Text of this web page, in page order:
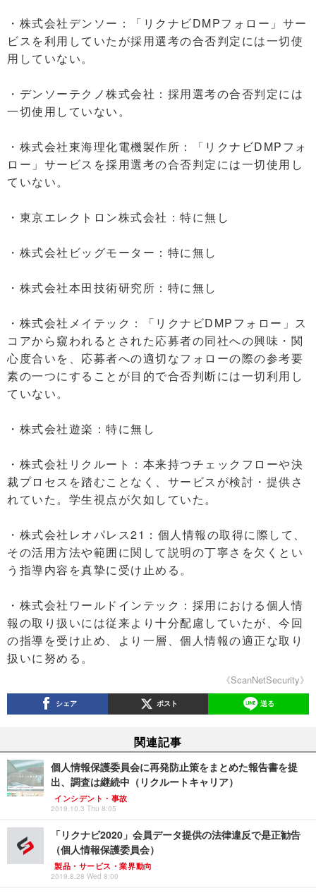
・株式会社デンソー：「リクナビDMPフォロー」サー
ビスを利用していたが採用選考の合否判定には一切使
用していない。
・デンソーテクノ株式会社：採用選考の合否判定には
一切使用していない。
・株式会社東海理化電機製作所：「リクナビDMPフォ
ロー」サービスを採用選考の合否判定には一切使用し
ていない。
・東京エレクトロン株式会社：特に無し
・株式会社ビッグモーター：特に無し
・株式会社本田技術研究所：特に無し
・株式会社メイテック：「リクナビDMPフォロー」ス
コアから窺われるとされた応募者の同社への興味・関
心度合いを、応募者への適切なフォローの際の参考要
素の一つにすることが目的で合否判断には一切利用し
ていない。
・株式会社遊楽：特に無し
・株式会社リクルート：本来持つチェックフローや決
裁プロセスを踏むことなく、サービスが検討・提供さ
れていた。学生視点が欠如していた。
・株式会社レオパレス21：個人情報の取得に際して、
その活用方法や範囲に関して説明の丁寧さを欠くとい
う指導内容を真摯に受け止める。
・株式会社ワールドインテック：採用における個人情
報の取り扱いには従来より十分配慮していたが、今回
の指導を受け止め、より一層、個人情報の適正な取り
扱いに努める。
《ScanNetSecurity》
シェア ポスト 送る
関連記事
個人情報保護委員会に再発防止策をまとめた報告書を提
出、調査は継続中（リクルートキャリア）
インシデント・事故
2019.10.3 Thu 8:05
「リクナビ2020」会員データ提供の法律違反で是正勧告
（個人情報保護委員会）
製品・サービス・業界動向
2019.8.28 Wed 8:00